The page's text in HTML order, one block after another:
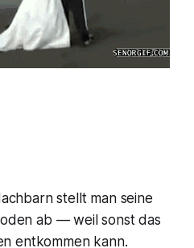
stellt man seine
ab — weil sonst das
entkommen kann.